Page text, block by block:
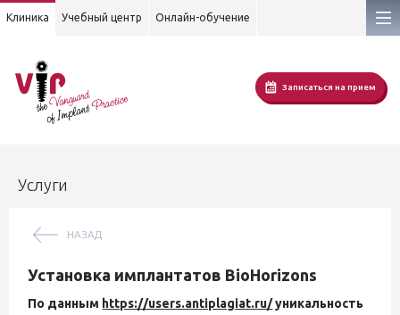
Клиника Учебный центр Онлайн-обучение
Записаться на прием
Услуги
НАЗАД
Установка имплантатов BioHorizons
По данным https://users.antiplagiat.ru/уникальность